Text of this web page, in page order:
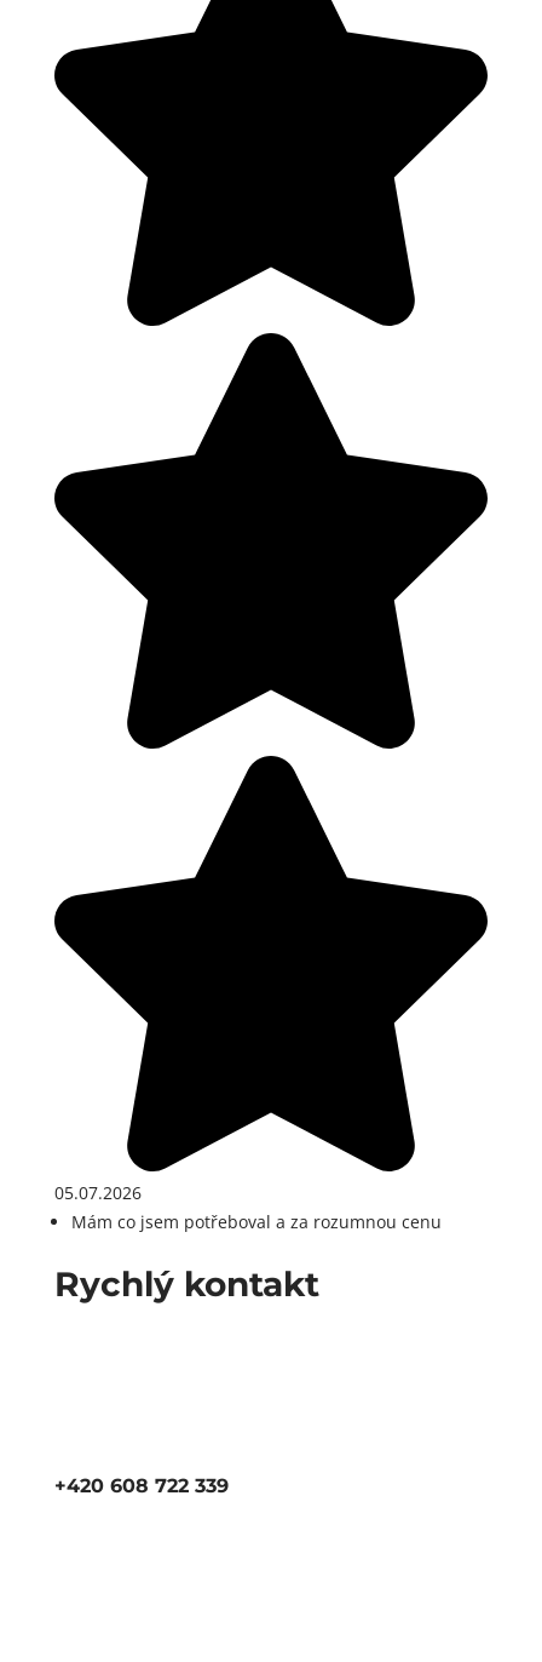
05.07.2026
Mám co jsem potřeboval a za rozumnou cenu
Rychlý kontakt
+420 608 722 339